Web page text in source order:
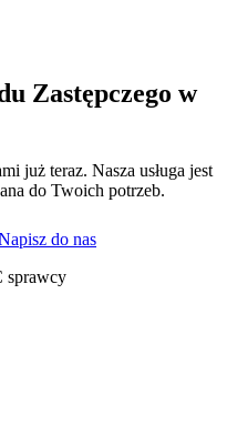
Zastępczego w
już teraz. Nasza usługa jest
do Twoich potrzeb.
do nas
sprawcy